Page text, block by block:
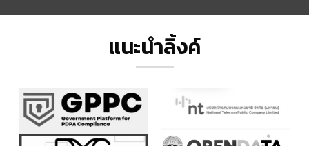
แนะนำลิ้งค์